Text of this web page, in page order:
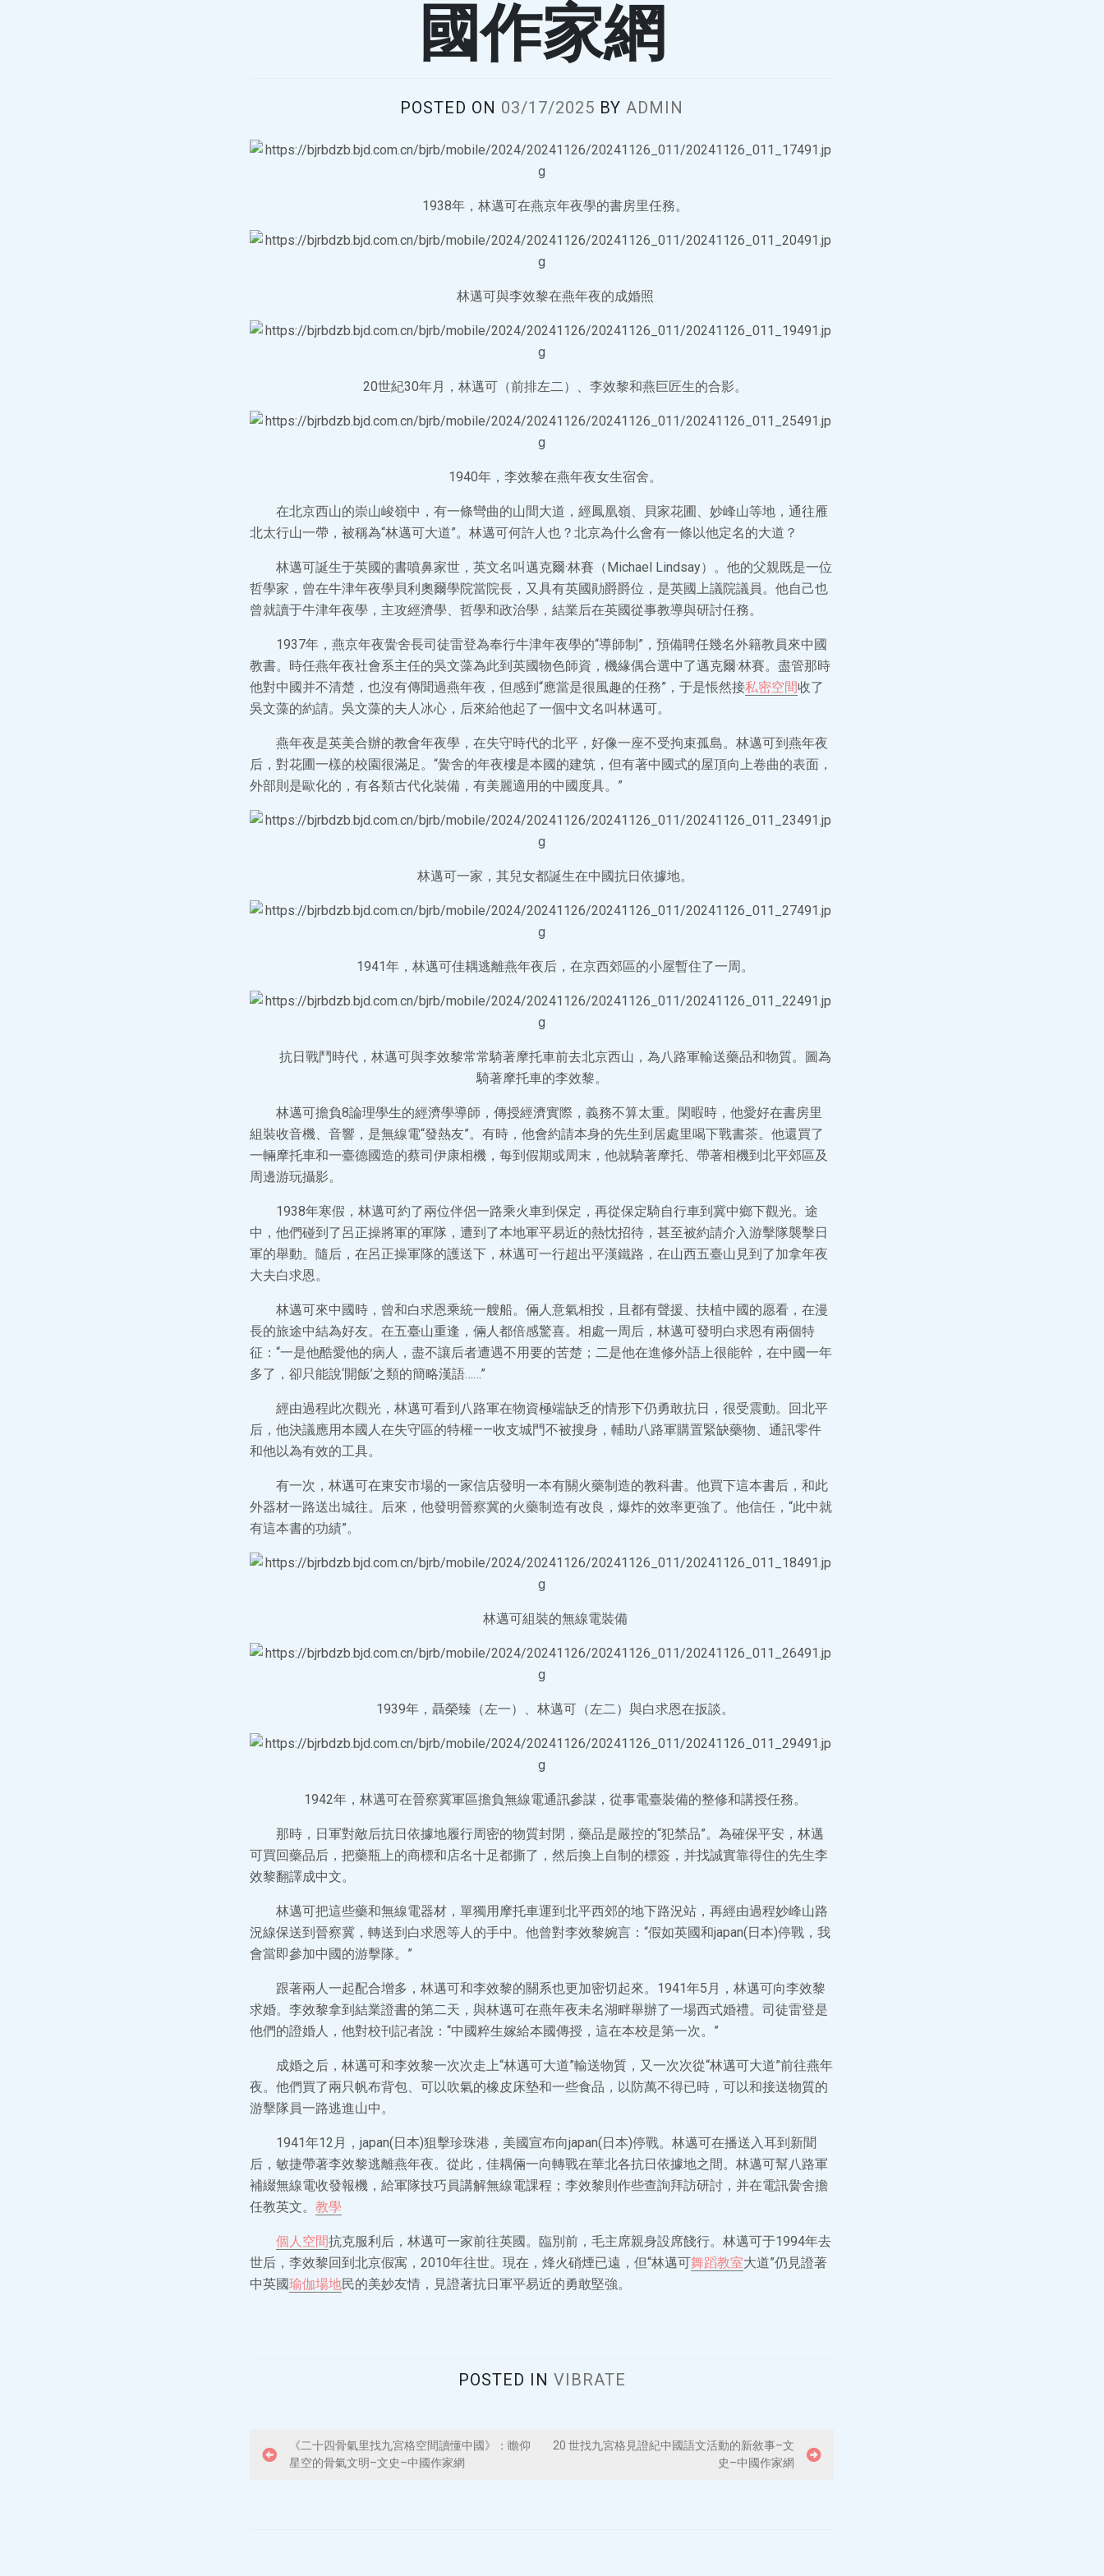
國作家網
POSTED ON 03/17/2025 BY ADMIN
1938年，林邁可在燕京年夜學的書房里任務。
林邁可與李效黎在燕年夜的成婚照
20世紀30年月，林邁可（前排左二）、李效黎和燕巨匠生的合影。
1940年，李效黎在燕年夜女生宿舍。
在北京西山的崇山峻嶺中，有一條彎曲的山間大道，經鳳凰嶺、貝家花圃、妙峰山等地，通往雁
北太行山一帶，被稱為“林邁可大道”。林邁可何許人也？北京為什么會有一條以他定名的大道？
林邁可誕生于英國的書噴鼻家世，英文名叫邁克爾·林賽（Michael Lindsay）。他的父親既是一位
哲學家，曾在牛津年夜學貝利奧爾學院當院長，又具有英國勛爵爵位，是英國上議院議員。他自己也
曾就讀于牛津年夜學，主攻經濟學、哲學和政治學，結業后在英國從事教導與研討任務。
1937年，燕京年夜黌舍長司徒雷登為奉行牛津年夜學的“導師制”，預備聘任幾名外籍教員來中國
教書。時任燕年夜社會系主任的吳文藻為此到英國物色師資，機緣偶合選中了邁克爾·林賽。盡管那時
他對中國并不清楚，也沒有傳聞過燕年夜，但感到“應當是很風趣的任務”，于是悵然接私密空間收了
吳文藻的約請。吳文藻的夫人冰心，后來給他起了一個中文名叫林邁可。
燕年夜是英美合辦的教會年夜學，在失守時代的北平，好像一座不受拘束孤島。林邁可到燕年夜
后，對花圃一樣的校園很滿足。“黌舍的年夜樓是本國的建筑，但有著中國式的屋頂向上卷曲的表面，
外部則是歐化的，有各類古代化裝備，有美麗適用的中國度具。”
林邁可一家，其兒女都誕生在中國抗日依據地。
1941年，林邁可佳耦逃離燕年夜后，在京西郊區的小屋暫住了一周。
抗日戰鬥時代，林邁可與李效黎常常騎著摩托車前去北京西山，為八路軍輸送藥品和物質。圖為
騎著摩托車的李效黎。
林邁可擔負8論理學生的經濟學導師，傳授經濟實際，義務不算太重。閑暇時，他愛好在書房里
組裝收音機、音響，是無線電“發熱友”。有時，他會約請本身的先生到居處里喝下戰書茶。他還買了
一輛摩托車和一臺德國造的蔡司伊康相機，每到假期或周末，他就騎著摩托、帶著相機到北平郊區及
周邊游玩攝影。
1938年寒假，林邁可約了兩位伴侶一路乘火車到保定，再從保定騎自行車到冀中鄉下觀光。途
中，他們碰到了呂正操將軍的軍隊，遭到了本地軍平易近的熱忱招待，甚至被約請介入游擊隊襲擊日
軍的舉動。隨后，在呂正操軍隊的護送下，林邁可一行超出平漢鐵路，在山西五臺山見到了加拿年夜
大夫白求恩。
林邁可來中國時，曾和白求恩乘統一艘船。倆人意氣相投，且都有聲援、扶植中國的愿看，在漫
長的旅途中結為好友。在五臺山重逢，倆人都倍感驚喜。相處一周后，林邁可發明白求恩有兩個特
征：“一是他酷愛他的病人，盡不讓后者遭遇不用要的苦楚；二是他在進修外語上很能幹，在中國一年
多了，卻只能說‘開飯’之類的簡略漢語……”
經由過程此次觀光，林邁可看到八路軍在物資極端缺乏的情形下仍勇敢抗日，很受震動。回北平
后，他決議應用本國人在失守區的特權——收支城門不被搜身，輔助八路軍購置緊缺藥物、通訊零件
和他以為有效的工具。
有一次，林邁可在東安市場的一家信店發明一本有關火藥制造的教科書。他買下這本書后，和此
外器材一路送出城往。后來，他發明晉察冀的火藥制造有改良，爆炸的效率更強了。他信任，“此中就
有這本書的功績”。
林邁可組裝的無線電裝備
1939年，聶榮臻（左一）、林邁可（左二）與白求恩在扳談。
1942年，林邁可在晉察冀軍區擔負無線電通訊參謀，從事電臺裝備的整修和講授任務。
那時，日軍對敵后抗日依據地履行周密的物質封閉，藥品是嚴控的“犯禁品”。為確保平安，林邁
可買回藥品后，把藥瓶上的商標和店名十足都撕了，然后換上自制的標簽，并找誠實靠得住的先生李
效黎翻譯成中文。
林邁可把這些藥和無線電器材，單獨用摩托車運到北平西郊的地下路況站，再經由過程妙峰山路
況線保送到晉察冀，轉送到白求恩等人的手中。他曾對李效黎婉言：“假如英國和japan(日本)停戰，我
會當即參加中國的游擊隊。”
跟著兩人一起配合增多，林邁可和李效黎的關系也更加密切起來。1941年5月，林邁可向李效黎
求婚。李效黎拿到結業證書的第二天，與林邁可在燕年夜未名湖畔舉辦了一場西式婚禮。司徒雷登是
他們的證婚人，他對校刊記者說：“中國粹生嫁給本國傳授，這在本校是第一次。”
成婚之后，林邁可和李效黎一次次走上“林邁可大道”輸送物質，又一次次從“林邁可大道”前往燕年
夜。他們買了兩只帆布背包、可以吹氣的橡皮床墊和一些食品，以防萬不得已時，可以和接送物質的
游擊隊員一路逃進山中。
1941年12月，japan(日本)狙擊珍珠港，美國宣布向japan(日本)停戰。林邁可在播送入耳到新聞
后，敏捷帶著李效黎逃離燕年夜。從此，佳耦倆一向轉戰在華北各抗日依據地之間。林邁可幫八路軍
補綴無線電收發報機，給軍隊技巧員講解無線電課程；李效黎則作些查詢拜訪研討，并在電訊黌舍擔
任教英文。 教學
個人空間抗克服利后，林邁可一家前往英國。臨別前，毛主席親身設席餞行。林邁可于1994年去
世后，李效黎回到北京假寓，2010年往世。現在，烽火硝煙已遠，但“林邁可舞蹈教室大道”仍見證著
中英國瑜伽場地民的美妙友情，見證著抗日軍平易近的勇敢堅強。
POSTED IN VIBRATE
P
《二十四骨氣里找九宮格空間讀懂中國》：瞻仰
星空的骨氣文明–文史–中國作家網
20 世找九宮格見證紀中國語文活動的新敘事–文
史–中國作家網